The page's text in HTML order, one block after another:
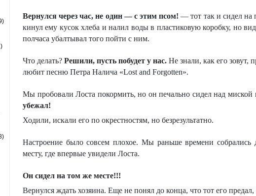
Вернулся через час, не один — с этим псом! — тот так и сидел на
кинул ему кусок хлеба и налил воды в пластиковую коробку, но
полчаса убалтывал того пойти с ним.
Что делать? Решили, пусть побудет у нас. Не знали, как его
любит песню Петра Налича «Lost and Forgotten».
Мы пробовали Лоста покормить, но он печально сидел над
убежал!
Ходили, искали его по окрестностям, но безрезультатно.
Настроение было совсем плохое. Мы раньше времени
месту, где впервые увидели Лоста.
Он сидел на том же месте!!!
Вернулся ждать хозяина. Еще не понял до конца, что тот его